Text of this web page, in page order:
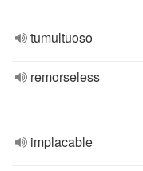
tumultuoso
remorseless
implacable